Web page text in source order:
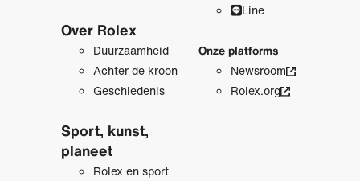
Over Rolex
Duurzaamheid
Achter de kroon
Geschiedenis
Sport, kunst,
planeet
Rolex en sport
Line
Onze platforms
Newsroom
Rolex.org